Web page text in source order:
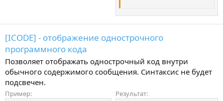
[ICODE] - отображение однострочного
программного кода
Позволяет отображать однострочный код внутри
обычного содержимого сообщения. Синтаксис не будет
подсвечен.
Пример: Результат: